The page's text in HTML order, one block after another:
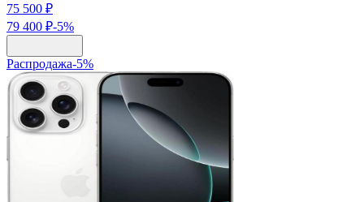
75 500 ₽
79 400 ₽-5%
Распродажа-5%